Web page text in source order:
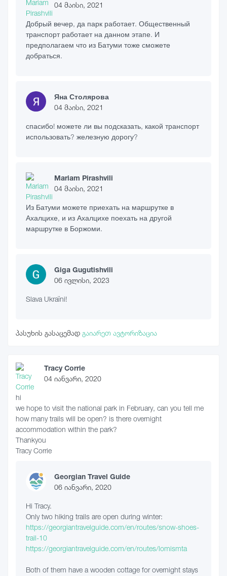
04 მაისი, 2021
Добрый вечер, да парк работает. Общественный
транспорт работает на данном этапе. И
предполагаем что из Батуми тоже сможете
добраться.
Яна Столярова
04 მაისი, 2021
спасибо! можете ли вы подсказать, какой транспорт
использовать? железную дорогу?
Mariam Pirashvili
04 მაისი, 2021
Из Батуми можете приехать на маршрутке в
Ахалцихе, и из Ахалцихе поехать на другой
маршрутке в Боржоми.
Giga Gugutishvili
06 ივლისი, 2023
Slava Ukraïni!
პასუხის გასაცემად გაიარეთ ავტორიზაცია
Tracy Corrie
04 იანვარი, 2020
hi
we hope to visit the national park in February, can you tell me
how many trails will be open? is there overnight
accommodation within the park?
Thankyou
Tracy Corrie
Georgian Travel Guide
06 იანვარი, 2020
Hi Tracy.
Only two hiking trails are open during winter:
https://georgiantravelguide.com/en/routes/snow-shoes-
trail-10
https://georgiantravelguide.com/en/routes/lomismta
Both of them have a wooden cottage for overnight stays